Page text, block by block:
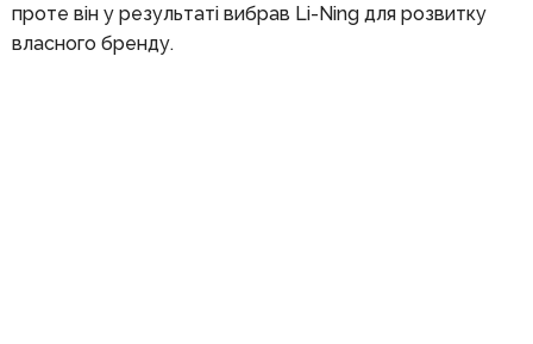
проте він у результаті вибрав Li-Ning для розвитку
власного бренду.